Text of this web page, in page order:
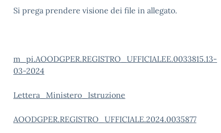
Si prega prendere visione dei file in allegato.
m_pi.AOODGPER.REGISTRO_UFFICIALEE.0033815.13-
03-2024
Lettera_Ministero_Istruzione
AOODGPER.REGISTRO_UFFICIALE.2024.0035877